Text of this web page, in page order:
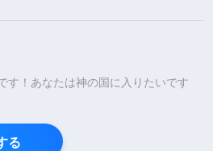
て、その４軒の別荘を建てる
うとしたのです。ところが、
近づいたころ、中央規律検査
ってきました。私は事を丸く
す！あなたは神の国に入りたいです
る